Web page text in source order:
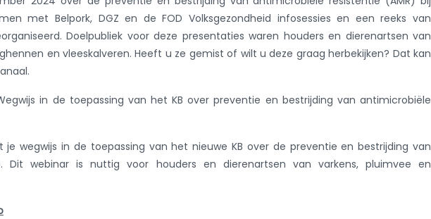
met Belpork, DGZ en de FOD Volksgezondheid infosessies en een reeks van
Doelpubliek voor deze presentaties waren houders en dierenartsen van
en vleeskalveren. Heeft u ze gemist of wilt u deze graag herbekijken? Dat kan
in de toepassing van het KB over preventie en bestrijding van antimicrobiële
je wegwijs in de toepassing van het nieuwe KB over de preventie en bestrijding van
Dit webinar is nuttig voor houders en dierenartsen van varkens, pluimvee en